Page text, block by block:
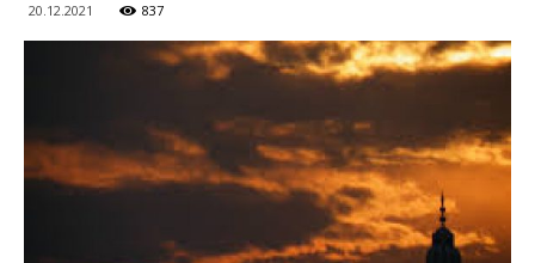
ВАКИЛЛИГИ
20.12.2021 837